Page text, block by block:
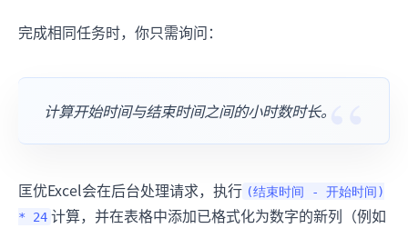
完成相同任务时，你只需询问：
计算开始时间与结束时间之间的小时数时长。
匡优Excel会在后台处理请求，执行 (结束时间 - 开始时间)
* 24 计算，并在表格中添加已格式化为数字的新列（例如